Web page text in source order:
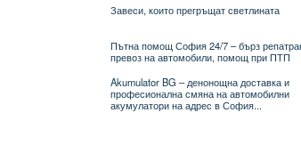
Завеси, които прегръщат светлината
Пътна помощ София 24/7 – бърз
превоз на автомобили, помощ при ПТП
Akumulator BG – денонощна доставка и
професионална смяна на автомобилни
акумулатори на адрес в София...